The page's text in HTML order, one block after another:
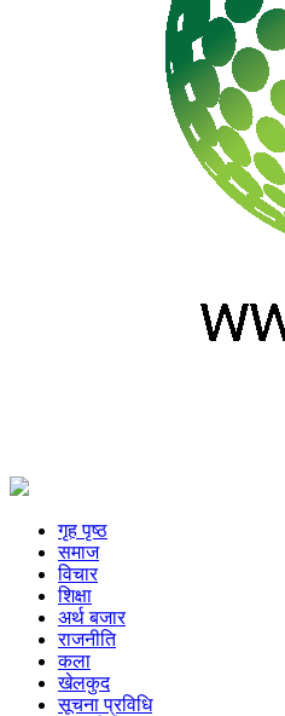
गृह पृष्ठ
समाज
विचार
शिक्षा
अर्थ बजार
राजनीति
कला
खेलकुद
सूचना प्रविधि